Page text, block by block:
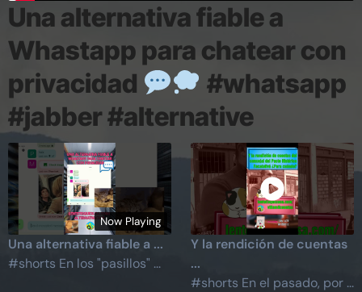
Una alternativa fiable a
Whastapp para chatear con
privacidad
#whatsapp
#jabber #alternative
Now Playing
Una alternativa fiable a ...
#shorts En los "pasillos" ...
Y la rendición de cuentas
...
#shorts En el pasado, por ...